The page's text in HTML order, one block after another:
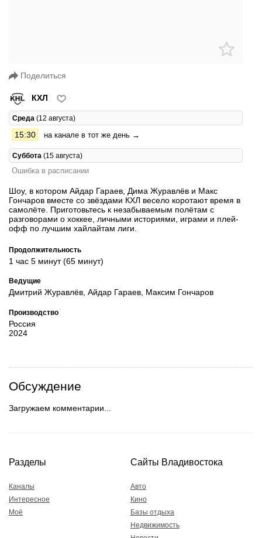
Поделиться
КХЛ
Среда (12 августа)
15:30 на канале в тот же день →
Суббота (15 августа)
Ошибка в расписании
Шоу, в котором Айдар Гараев, Дима Журавлёв и Макс
Гончаров вместе со звёздами КХЛ весело коротают время в
самолёте. Приготовьтесь к незабываемым полётам с
разговорами о хоккее, личными историями, играми и плей-
офф по лучшим хайлайтам лиги.
Продолжительность
1 час 5 минут (65 минут)
Ведущие
Дмитрий Журавлёв, Айдар Гараев, Максим Гончаров
Производство
Россия
2024
Обсуждение
Загружаем комментарии...
Разделы
Каналы
Интересное
Моё
Сайты Владивостока
Авто
Кино
Базы отдыха
Недвижимость